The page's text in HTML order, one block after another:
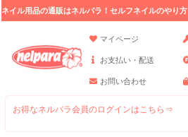
ネイル用品の通販はネルパラ！セルフネイルのやり
マイページ
お支払い・配送
お問い合わせ
お得なネルパラ会員のログインはこちら⇒